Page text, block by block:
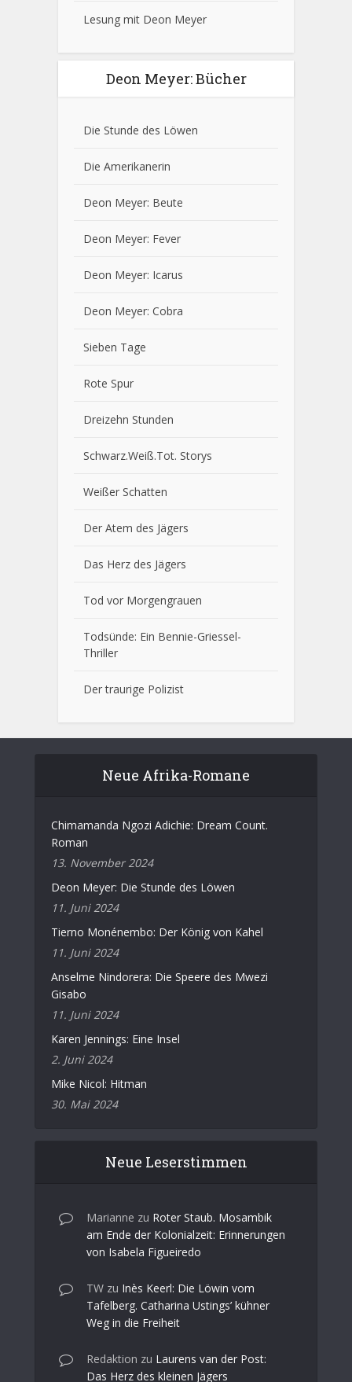
Lesung mit Deon Meyer
Deon Meyer: Bücher
Die Stunde des Löwen
Die Amerikanerin
Deon Meyer: Beute
Deon Meyer: Fever
Deon Meyer: Icarus
Deon Meyer: Cobra
Sieben Tage
Rote Spur
Dreizehn Stunden
Schwarz.Weiß.Tot. Storys
Weißer Schatten
Der Atem des Jägers
Das Herz des Jägers
Tod vor Morgengrauen
Todsünde: Ein Bennie-Griessel-
Thriller
Der traurige Polizist
Neue Afrika-Romane
Chimamanda Ngozi Adichie: Dream Count.
Roman
13. November 2024
Deon Meyer: Die Stunde des Löwen
11. Juni 2024
Tierno Monénembo: Der König von Kahel
11. Juni 2024
Anselme Nindorera: Die Speere des Mwezi
Gisabo
11. Juni 2024
Karen Jennings: Eine Insel
2. Juni 2024
Mike Nicol: Hitman
30. Mai 2024
Neue Leserstimmen
Marianne zu Roter Staub. Mosambik
am Ende der Kolonialzeit: Erinnerungen
von Isabela Figueiredo
TW zu Inès Keerl: Die Löwin vom
Tafelberg. Catharina Ustings’ kühner
Weg in die Freiheit
Redaktion zu Laurens van der Post:
Das Herz des kleinen Jägers